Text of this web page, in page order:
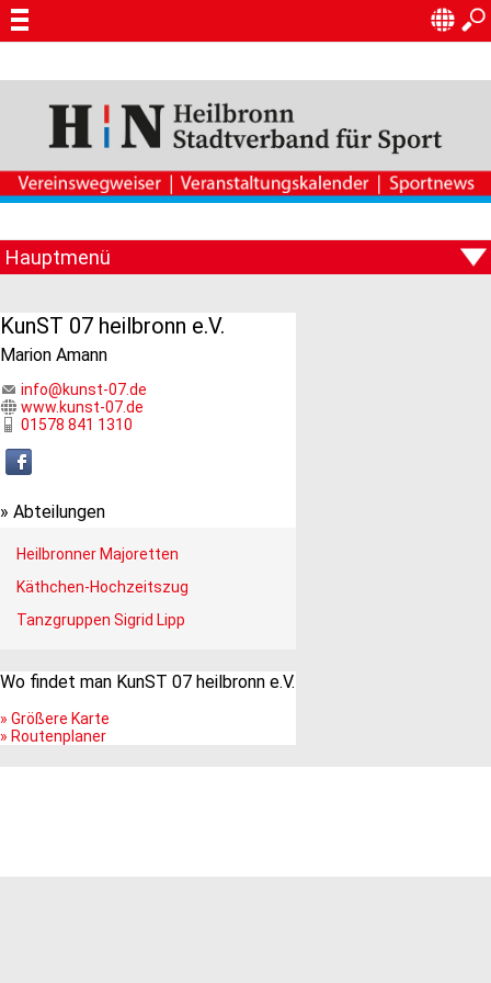
KunST 07 heilbronn e.V.
Marion Amann
info@kunst-07.de
www.kunst-07.de
01578 841 1310
» Abteilungen
Heilbronner Majoretten
Käthchen-Hochzeitszug
Tanzgruppen Sigrid Lipp
Wo findet man KunST 07 heilbronn e.V.
» Größere Karte
» Routenplaner